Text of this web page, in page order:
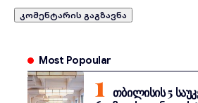
Most Popoular
თბილისის 5